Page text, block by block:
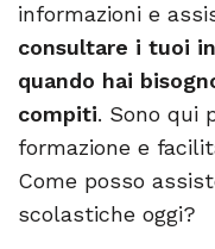
informazioni e
consultare i tuoi
quando hai
compiti. Sono qui
formazione e
Come posso
scolastiche oggi?